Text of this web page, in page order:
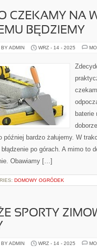
CZEKAMY NA
BĘDZIEMY
ADMIN WRZ - 14 - 2025
baterie
później bardzo żałujemy. W
po górach. A mimo to
Obawiamy […]
DOMOWY OGRÓDEK
SPORTY
ADMIN WRZ - 14 - 2025